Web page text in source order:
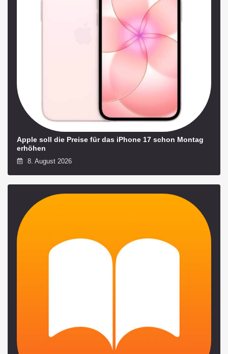
Apple soll die Preise für das iPhone 17 schon Montag
erhöhen
8. August 2026